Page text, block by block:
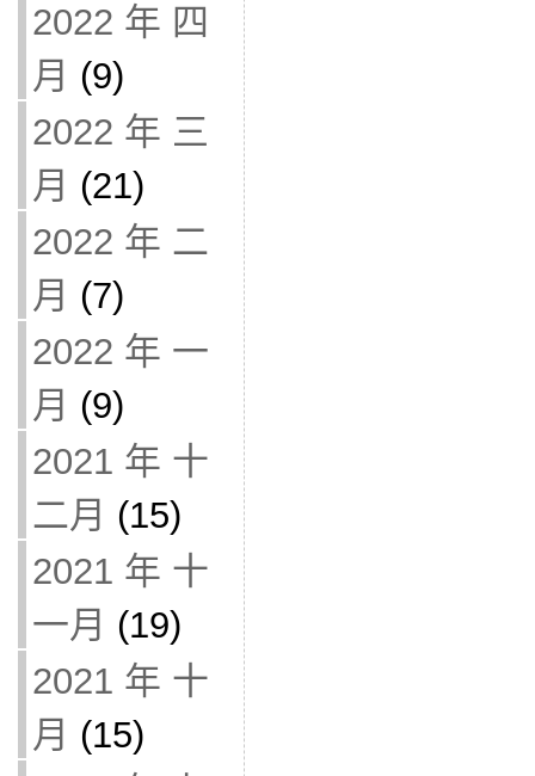
2022 年 四
月 (9)
2022 年 三
月 (21)
2022 年 二
月 (7)
2022 年 一
月 (9)
2021 年 十
二月 (15)
2021 年 十
一月 (19)
2021 年 十
月 (15)